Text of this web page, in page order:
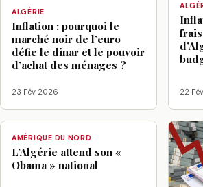
ALGÉRIE
Inflation : pourquoi le
marché noir de l’euro
défie le dinar et le pouvoir
d’achat des ménages ?
23 Fév 2026 22
AMÉRIQUE DU NORD
L’Algérie attend son «
Obama » national